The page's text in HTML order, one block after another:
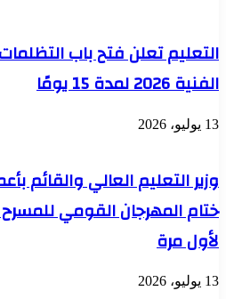
التعليم تعلن فتح باب
الفنية 2026 لمدة 15 يومًا
13 يوليو، 2026
وزير التعليم العالي والقائم
ختام المهرجان القومي
لأول مرة
13 يوليو، 2026